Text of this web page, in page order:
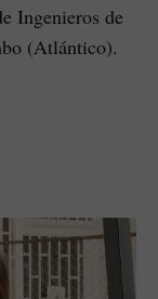
Ingenieros de
(Atlántico).